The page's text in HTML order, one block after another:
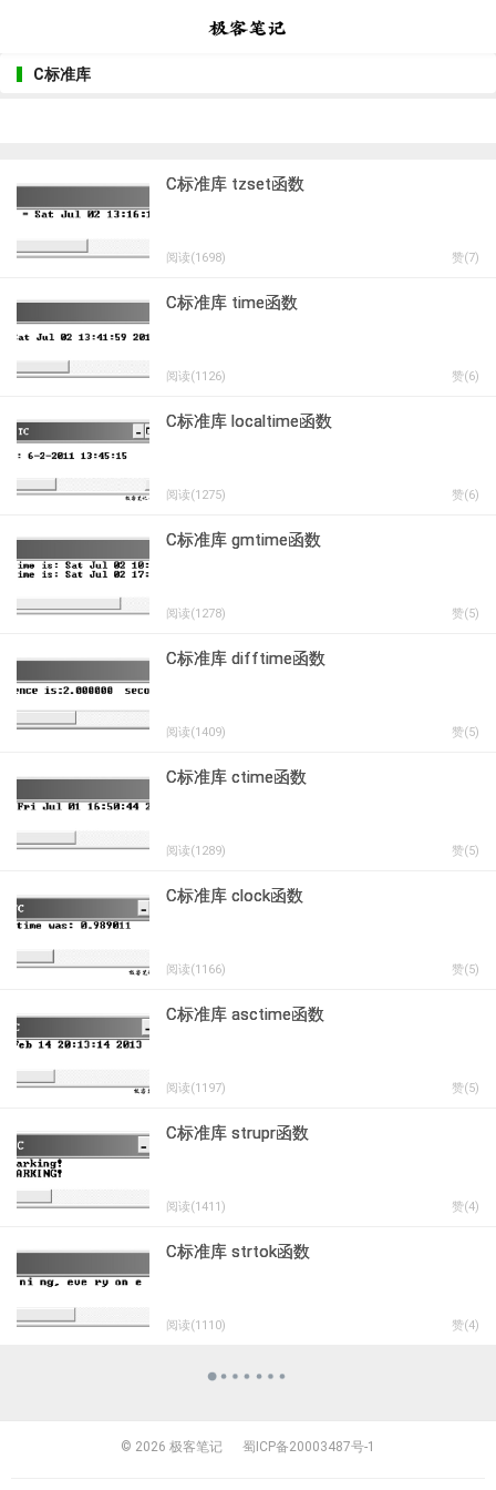
C标准库
C标准库 tzset函数
阅读(1698) 赞(7)
C标准库 time函数
阅读(1126) 赞(6)
C标准库 localtime函数
阅读(1275) 赞(6)
C标准库 gmtime函数
阅读(1278) 赞(5)
C标准库 difftime函数
阅读(1409) 赞(5)
C标准库 ctime函数
阅读(1289) 赞(5)
C标准库 clock函数
阅读(1166) 赞(5)
C标准库 asctime函数
阅读(1197) 赞(5)
C标准库 strupr函数
阅读(1411) 赞(4)
C标准库 strtok函数
阅读(1110) 赞(4)
© 2026 极客笔记 蜀ICP备20003487号-1